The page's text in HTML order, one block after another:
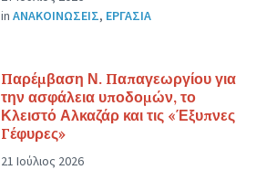
in ΑΝΑΚΟΙΝΩΣΕΙΣ, ΕΡΓΑΣΙΑ
Παρέμβαση Ν. Παπαγεωργίου για
την ασφάλεια υποδομών, το
Κλειστό Αλκαζάρ και τις «Έξυπνες
Γέφυρες»
21 Ιούλιος 2026